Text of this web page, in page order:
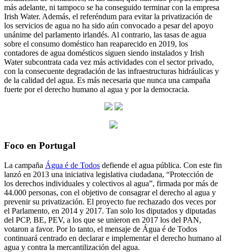
más adelante, ni tampoco se ha conseguido terminar con la empresa
Irish Water. Además, el referéndum para evitar la privatización de
los servicios de agua no ha sido aún convocado a pesar del apoyo
unánime del parlamento irlandés. Al contrario, las tasas de agua
sobre el consumo doméstico han reaparecido en 2019, los
contadores de agua domésticos siguen siendo instalados y Irish
Water subcontrata cada vez más actividades con el sector privado,
con la consecuente degradación de las infraestructuras hidráulicas y
de la calidad del agua. Es más necesaria que nunca una campaña
fuerte por el derecho humano al agua y por la democracia.
Foco en Portugal
La campaña Água é de Todos defiende el agua pública. Con este fin
lanzó en 2013 una iniciativa legislativa ciudadana, “Protección de
los derechos individuales y colectivos al agua”, firmada por más de
44.000 personas, con el objetivo de consagrar el derecho al agua y
prevenir su privatización. El proyecto fue rechazado dos veces por
el Parlamento, en 2014 y 2017. Tan solo los diputados y diputadas
del PCP, BE, PEV, a los que se unieron en 2017 los del PAN,
votaron a favor. Por lo tanto, el mensaje de Água é de Todos
continuará centrado en declarar e implementar el derecho humano al
agua y contra la mercantilización del agua.